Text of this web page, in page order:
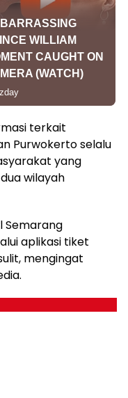
terkait
Purwokerto selalu
yang
wilayah
Semarang
aplikasi tiket
mengingat